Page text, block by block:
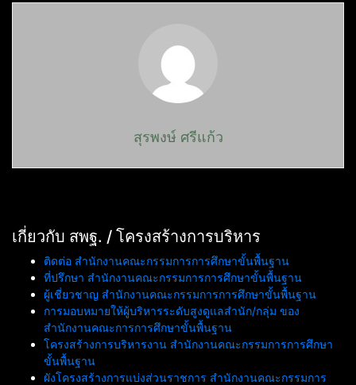
สุรพงษ์ ศรีแก้ว
เกี่ยวกับ สพฐ. / โครงสร้างการบริหาร
ติดต่อ สำนักงานคณะกรรมการการศึกษาขั้นพื้นฐาน
ที่ปรึกษา สำนักงานคณะกรรมการการศึกษาขั้นพื้นฐาน
ผู้เชี่ยวชาญ สำนักงานคณะกรรมการการศึกษาขั้นพื้นฐาน
การมอบหมายให้ผู้บริหารระดับสูงดูแลสำนัก/กลุ่ม ของ
สำนักงานคณะการการศึกษาขั้นพื้นฐาน
โครงสร้างการบริหารงาน สำนักงานคณะกรรมการการศึกษา
ขั้นพื้นฐาน
ผังโครงสร้างการแบ่งส่วนราชการ สำนักงานคณะกรรมการ